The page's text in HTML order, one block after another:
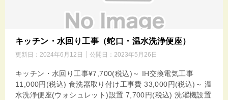
キッチン・水回り工事（蛇口・温水洗浄便座）
更新日： 2024年6月12日 公開日： 2023年5月26日
キッチン・水回り工事¥7,700(税込)～ IH交換電気工事
11,000円(税込) 食洗器取り付け工事費 33,000円(税込)～ 温
水洗浄便座(ウォシュレット)設置 7,700円(税込) 洗濯機設置